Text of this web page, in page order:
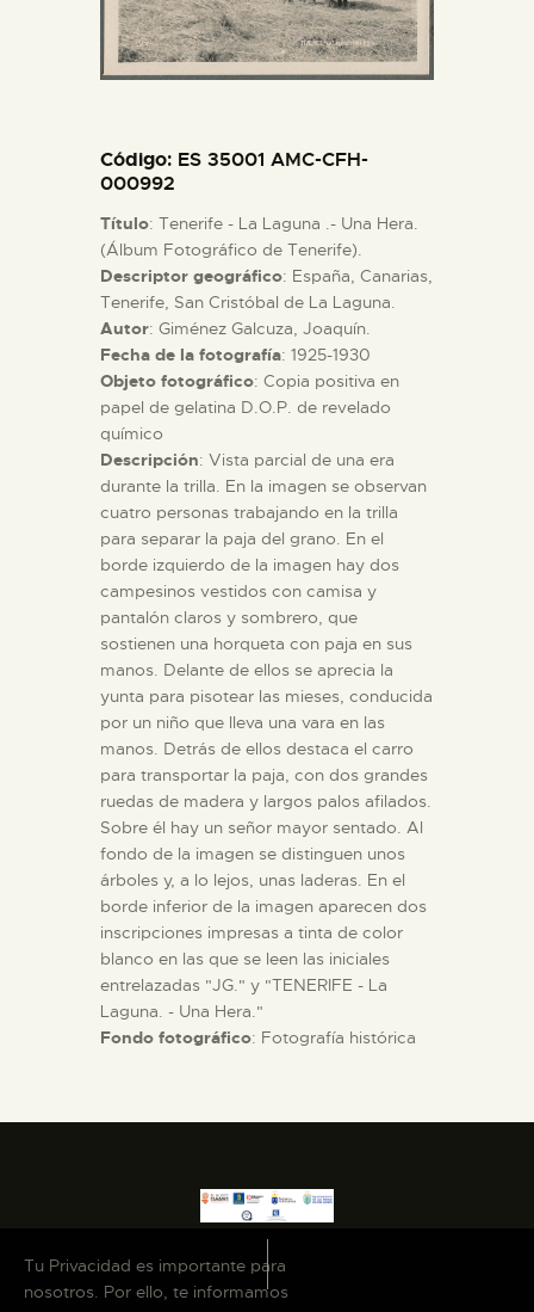
█
EL MUSEO
COLECCIONES
DIDÁCTICA
ESPAÑOL
Código: ES 35001 AMC-CFH-
000992
Título: Tenerife - La Laguna .- Una Hera.
(Álbum Fotográfico de Tenerife).
Descriptor geográfico: España, Canarias,
Tenerife, San Cristóbal de La Laguna.
Autor: Giménez Galcuza, Joaquín.
Fecha de la fotografía: 1925-1930
Objeto fotográfico: Copia positiva en
papel de gelatina D.O.P. de revelado
químico
Descripción: Vista parcial de una era
durante la trilla. En la imagen se observan
cuatro personas trabajando en la trilla
para separar la paja del grano. En el
borde izquierdo de la imagen hay dos
campesinos vestidos con camisa y
pantalón claros y sombrero, que
sostienen una horqueta con paja en sus
manos. Delante de ellos se aprecia la
yunta para pisotear las mieses, conducida
por un niño que lleva una vara en las
manos. Detrás de ellos destaca el carro
para transportar la paja, con dos grandes
ruedas de madera y largos palos afilados.
Sobre él hay un señor mayor sentado. Al
fondo de la imagen se distinguen unos
árboles y, a lo lejos, unas laderas. En el
borde inferior de la imagen aparecen dos
inscripciones impresas a tinta de color
blanco en las que se leen las iniciales
entrelazadas "JG." y "TENERIFE - La
Laguna. - Una Hera."
Fondo fotográfico: Fotografía histórica
Tu Privacidad es importante para
nosotros. Por ello, te informamos